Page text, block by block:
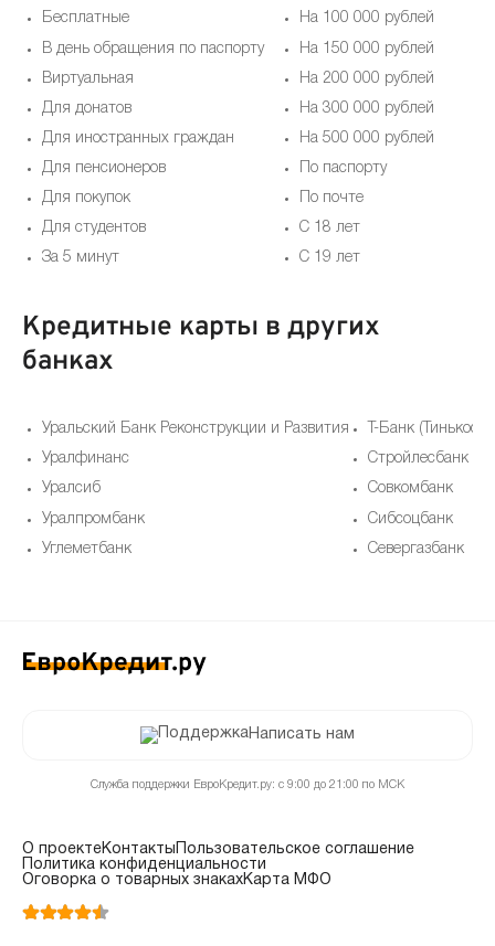
Бесплатные
В день обращения по паспорту
Виртуальная
Для донатов
Для иностранных граждан
Для пенсионеров
Для покупок
Для студентов
За 5 минут
На 100 000 рублей
На 150 000 рублей
На 200 000 рублей
На 300 000 рублей
На 500 000 рублей
По паспорту
По почте
С 18 лет
С 19 лет
Кредитные карты в других
банках
Уральский Банк Реконструкции и Развития
Уралфинанс
Уралсиб
Уралпромбанк
Углеметбанк
Т-Банк
Стройлесбанк
Совкомбанк
Сибсоцбанк
Севергазбанк
Написать нам
Служба поддержки ЕвроКредит.ру: с 9:00 до 21:00 по МСК
О проектеКонтакты Пользовательское соглашение
Политика конфиденциальности
Оговорка о товарных знакахКарта МФО